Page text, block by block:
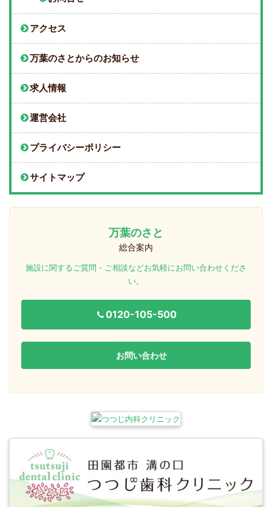
アクセス
万葉のさとからのお知らせ
求人情報
運営会社
プライバシーポリシー
サイトマップ
万葉のさと
総合案内
施設に関するご質問・ご相談などお気軽にお問い合わせくださ
い。
0120-105-500
お問い合わせ